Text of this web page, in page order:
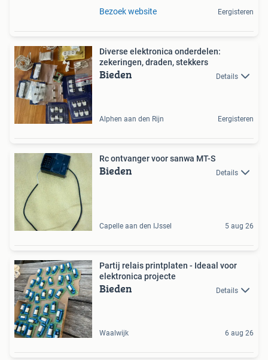
Bezoek website Eergisteren
Diverse elektronica onderdelen:
zekeringen, draden, stekkers
Bieden Details
Alphen aan den Rijn Eergisteren
Rc ontvanger voor sanwa MT-S
Bieden Details
Capelle aan den IJssel 5 aug 26
Partij relais printplaten - Ideaal voor
elektronica projecte
Bieden Details
Waalwijk 6 aug 26